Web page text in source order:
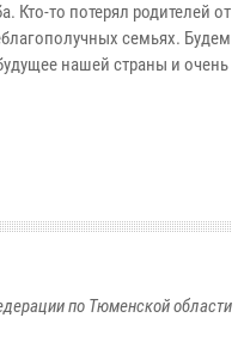
Кто-то потерял родителей от
семьях. Будем
нашей страны и очень
по Тюменской области